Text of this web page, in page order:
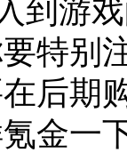
到游
特别
后期
金一